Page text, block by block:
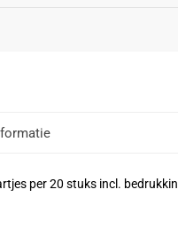
per 20 stuks incl.